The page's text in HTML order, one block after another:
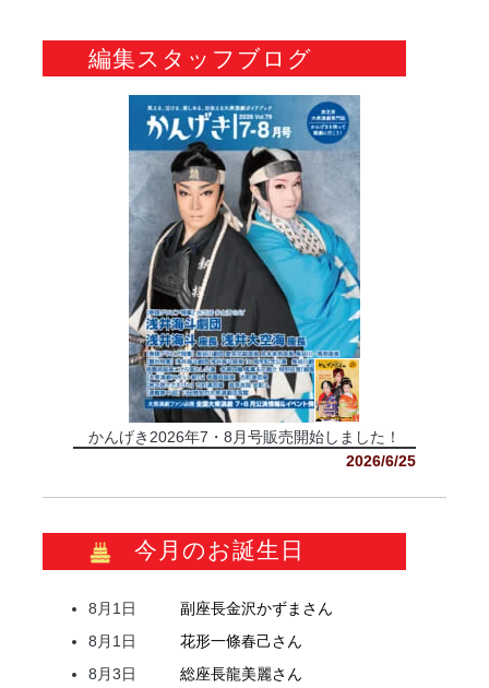
編集スタッフブログ
かんげき2026年7・8月号販売開始しました！
2026/6/25
今月のお誕生日
8月1日 副座長金沢かずま さん
8月1日
花形一條春己さん
8月3日
総座長龍美麗さん